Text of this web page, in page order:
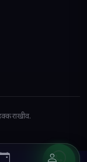
राखीव.